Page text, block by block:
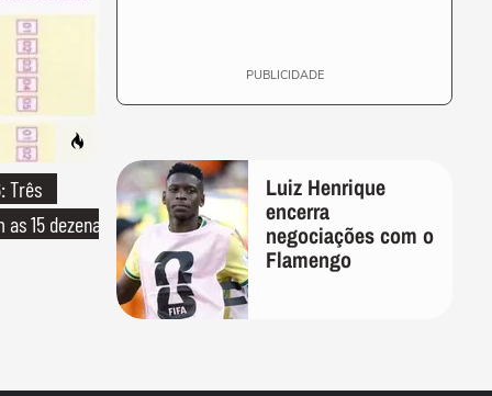
Três
15 dezenas
PUBLICIDADE
Luiz Henrique
encerra
negociações com o
Flamengo